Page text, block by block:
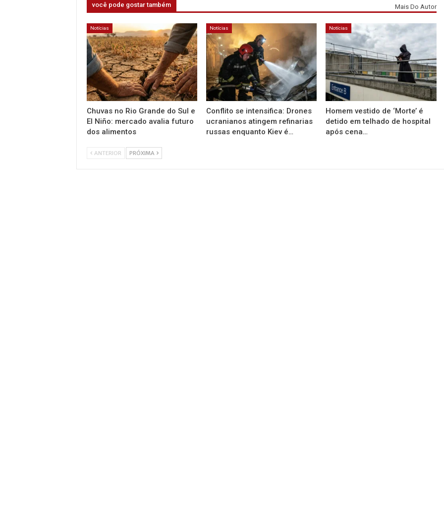
você pode gostar também Mais Do Autor
Notícias
Chuvas no Rio Grande do Sul e
El Niño: mercado avalia futuro
dos alimentos
Notícias
Conflito se intensifica: Drones
ucranianos atingem refinarias
russas enquanto Kiev é…
Notícias
Homem vestido de ‘Morte’ é
detido em telhado de hospital
após cena…
ANTERIOR PRÓXIMA